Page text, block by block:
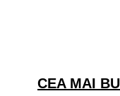
CEA MAI